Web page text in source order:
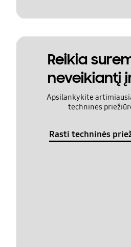
Reikia
neveikiantį
Apsilankykite
techninės
Rasti techninės